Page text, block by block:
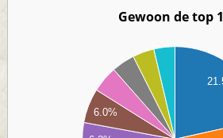
Gewoon de top
6.0%